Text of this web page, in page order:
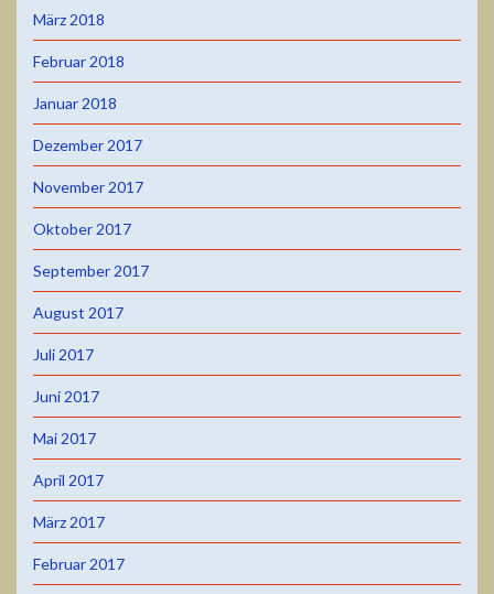
März 2018
Februar 2018
Januar 2018
Dezember 2017
November 2017
Oktober 2017
September 2017
August 2017
Juli 2017
Juni 2017
Mai 2017
April 2017
März 2017
Februar 2017